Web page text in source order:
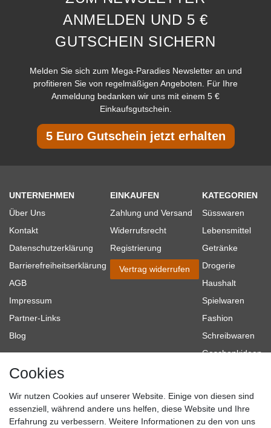
ANMELDEN UND 5 €
GUTSCHEIN SICHERN
Melden Sie sich zum Mega-Paradies Newsletter an und
profitieren Sie von regelmäßigen Angeboten. Für Ihre
Anmeldung bedanken wir uns mit einem 5 €
Einkaufsgutschein.
5 Euro Gutschein jetzt erhalten
UNTERNEHMEN
Über Uns
Kontakt
Datenschutzerklärung
Barrierefreiheitserklärung
AGB
Impressum
Partner-Links
Blog
EINKAUFEN
Zahlung und Versand
Widerrufsrecht
Registrierung
Vertrag widerrufen
KATEGORIEN
Süsswaren
Lebensmittel
Getränke
Drogerie
Haushalt
Spielwaren
Fashion
Schreibwaren
Geschenkideen
Topmarken
Cookies
Wir nutzen Cookies auf unserer Website. Einige von diesen sind
essenziell, während andere uns helfen, diese Website und Ihre
Erfahrung zu verbessern. Weitere Informationen zu den von uns